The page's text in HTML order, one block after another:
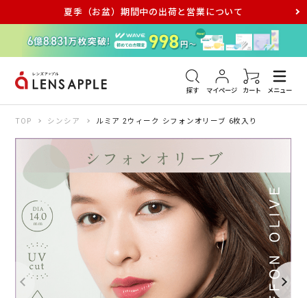
夏季（お盆）期間中の出荷と営業について
探す マイページ カート メニュー
アキュビュー メダリスト メガネ
TOP シンシア ルミア 2ウィーク シフォンオリーブ 6枚入り